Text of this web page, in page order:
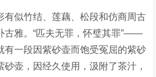
有似竹结、莲藕、松段和仿商周古
古雅。“匹夫无罪，怀璧其罪”——
有一段因紫砂壶而饱受冤屈的紫砂
壶，因经久使用，汲附了茶汁，